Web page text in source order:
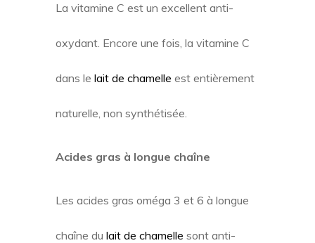
La vitamine C est un excellent anti-
oxydant. Encore une fois, la vitamine C
dans le lait de chamelle est entièrement
naturelle, non synthétisée.
Acides gras à longue chaîne
Les acides gras oméga 3 et 6 à longue
chaîne du lait de chamelle sont anti-